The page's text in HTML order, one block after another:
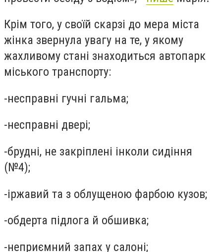
Крім того, у своїй скарзі до мера міста
жінка звернула увагу на те, у якому
жахливому стані знаходиться автопарк
міського транспорту:
-несправні гучні гальма;
-несправні двері;
-брудні, не закріплені інколи сидіння
(№4);
-іржавий та з облущеною фарбою кузов;
-обдерта підлога й обшивка;
-неприємний запах у салоні;